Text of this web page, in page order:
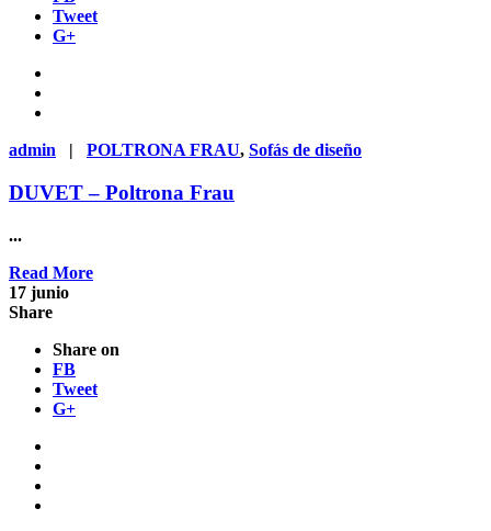
Tweet
G+
admin | POLTRONA FRAU, Sofás de diseño
DUVET – Poltrona Frau
...
Read More
17 junio
Share
Share on
FB
Tweet
G+